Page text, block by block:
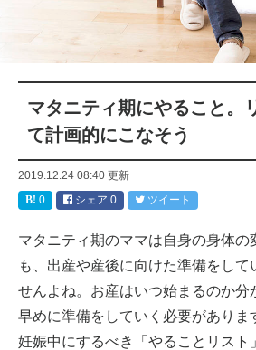
マタニティ期にやること。
て計画的にこなそう
2019.12.24 08:40 更新
0
シェア 0 ツイート
マタニティ期のママは自身の身体の
も、出産や産後に向けた準備をして
せんよね。お産はいつ始まるのか分
早めに準備をしていく必要がありま
妊娠中にするべき「やることリスト